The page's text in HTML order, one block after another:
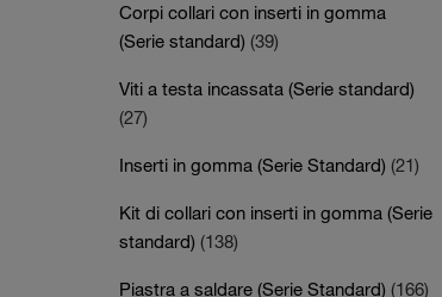
Corpi collari con inserti in gomma
(Serie standard) (39)
Viti a testa incassata (Serie standard)
(27)
Inserti in gomma (Serie Standard) (21)
Kit di collari con inserti in gomma (Serie
standard) (138)
Piastra a saldare (Serie Standard) (166)